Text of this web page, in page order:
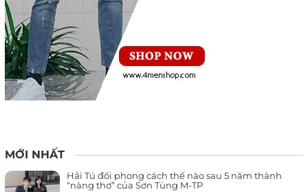
MỚI NHẤT
Hải Tú đổi phong cách thế nào sau 5 năm thành
“nàng thơ” của Sơn Tùng M-TP